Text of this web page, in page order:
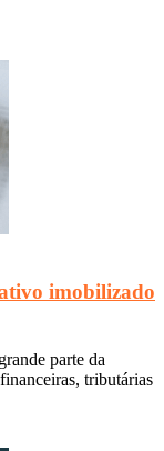
imobilizado
parte da
tributárias